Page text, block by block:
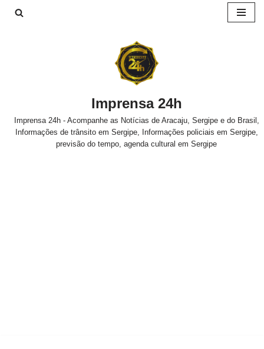
Imprensa 24h
Imprensa 24h - Acompanhe as Notícias de Aracaju, Sergipe e do Brasil,
Informações de trânsito em Sergipe, Informações policiais em Sergipe,
previsão do tempo, agenda cultural em Sergipe